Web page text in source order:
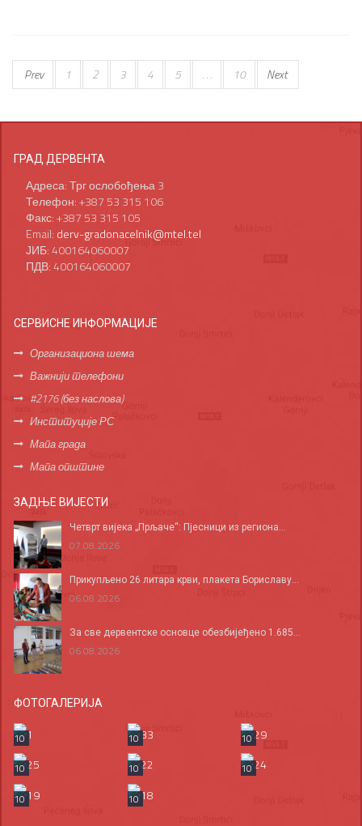
Prev 1 2 3 4 5 . . . 10 Next
ГРАД ДЕРВЕНТА
Адреса: Трг ослобођења 3
Телефон: +387 53 315 106
Факс: +387 53 315 105
Email: derv-gradonacelnik@mtel.tel
ЈИБ: 400164060007
ПДВ: 400164060007
СЕРВИСНЕ ИНФОРМАЦИЈЕ
Организациона шема
Важнији телефони
#2176 (без наслова)
Институције РС
Мапа града
Мапа општине
ЗАДЊЕ ВИЈЕСТИ
Четврт вијека „Прљаче“: Пјесници из региона...
07.08.2026
Прикупљено 26 литара крви, плакета Бориславу...
06.08.2026
За све дервентске основце обезбијеђено 1.685...
06.08.2026
ФОТОГАЛЕРИЈА
10 10
10
10
10
10
10
10